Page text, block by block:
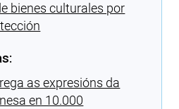
bienes culturales por
as expresións da
en 10.000